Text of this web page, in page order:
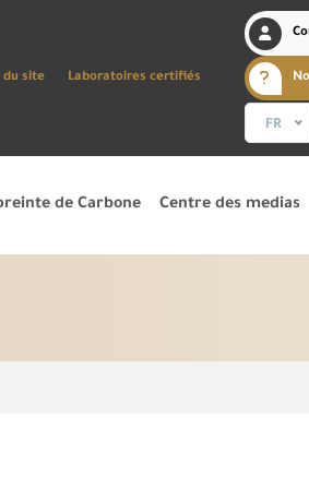
du site Laboratoires certifiés
FR
de Carbone Centre des medias